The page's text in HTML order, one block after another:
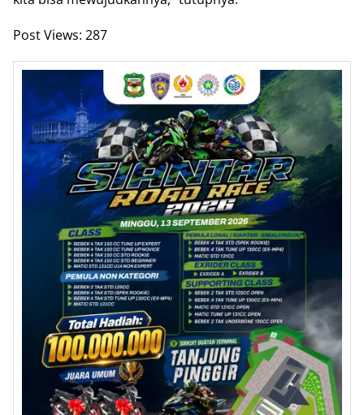
Post Views: 287